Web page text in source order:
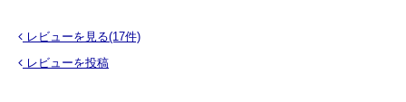
レビューを見る(17件)
レビューを投稿